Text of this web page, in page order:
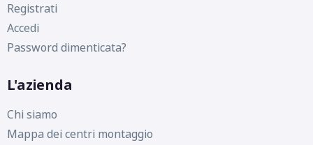
Registrati
Accedi
Password dimenticata?
L'azienda
Chi siamo
Mappa dei centri montaggio